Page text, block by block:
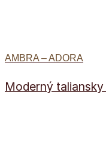
AMBRA – ADORA
Moderný